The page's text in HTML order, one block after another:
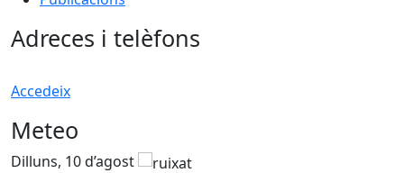
Adreces i telèfons
Accedeix
Meteo
Dilluns, 10 d’agost